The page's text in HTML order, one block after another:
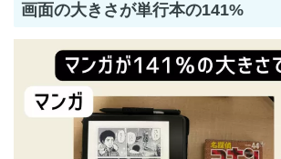
画面の大きさが単行本の141%